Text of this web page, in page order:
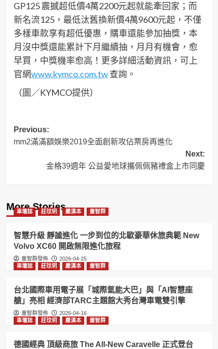
GP125 震撼超低價4萬2200元起就能牽回家；而
新名流125，最低汰舊換新價4萬9600元起，不僅
多樣車款享有超低優惠，購車還能參加抽獎，本
月沒中獎還能累計下月繼續抽，月月有機會，愈
早買，中獎機率愈高！更多詳細活動資訊，可上
官網www.kymco.com.tw查詢。
（圖／KYMCO提供）
Post
navigation
Previous:
mm2滿滿額娛樂2019全面創新攻佔票房再進化
Next:
金格39週年 公益愛地球攜佩佩豬禮盒上市同慶
More Stories
車壇誌 莊玟玥 嚴漢本 童智群
智慧升級 靜謐進化 一步到位的北歐豪華休旅典範 New
Volvo XC60 開啟無限進化旅程
童智群發佈
2026-04-25
車壇誌
莊玟玥 嚴漢本 童智群
台北國際車用電子展「城際氫能大巴」與「AI智慧座
艙」亮相 經濟部TARC主題館大秀台灣車電雙引擎
童智群發佈
2026-04-16
車壇誌
莊玟玥 嚴漢本 童智群
德國經典 頂級商旅 The All-New Caravelle 正式登台